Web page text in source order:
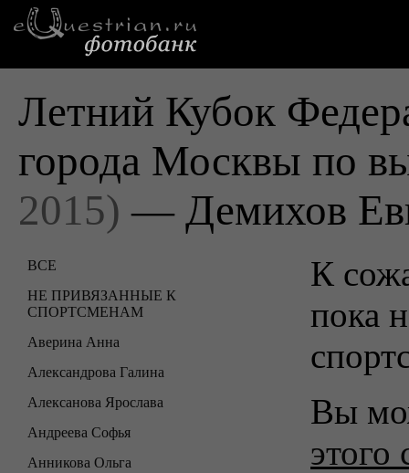
Летний Кубок
города Москвы по
2015) — Демихов
ВСЕ
НЕ ПРИВЯЗАННЫЕ К
СПОРТСМЕНАМ
Аверина Анна
Александрова Галина
Алексанова Ярослава
Андреева Софья
Анникова Ольга
К
пока
Вы
этого